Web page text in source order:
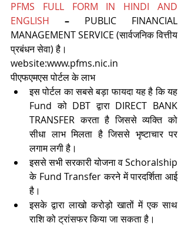
PFMS FULL FORM IN HINDI AND
ENGLISH – PUBLIC FINANCIAL
MANAGEMENT SERVICE (सार्वजनिक वित्तीय
प्रबंधन सेवा) है।
website:www.pfms.nic.in
पीएफएमएस पोर्टल के लाभ
इस पोर्टल का सबसे बड़ा फायदा यह है कि यह
Fund को DBT द्वारा DIRECT BANK
TRANSFER करता है जिससे व्यक्ति को
सीधा लाभ मिलता है जिससे भृष्टाचार पर
लगाम लगी है।
इससे सभी सरकारी योजना व Schoralship
के Fund Transfer करने में पारदर्शिता आई
है।
इसके द्वारा लाखो करोड़ो खातों में एक साथ
राशि को ट्रांसफर किया जा सकता है।